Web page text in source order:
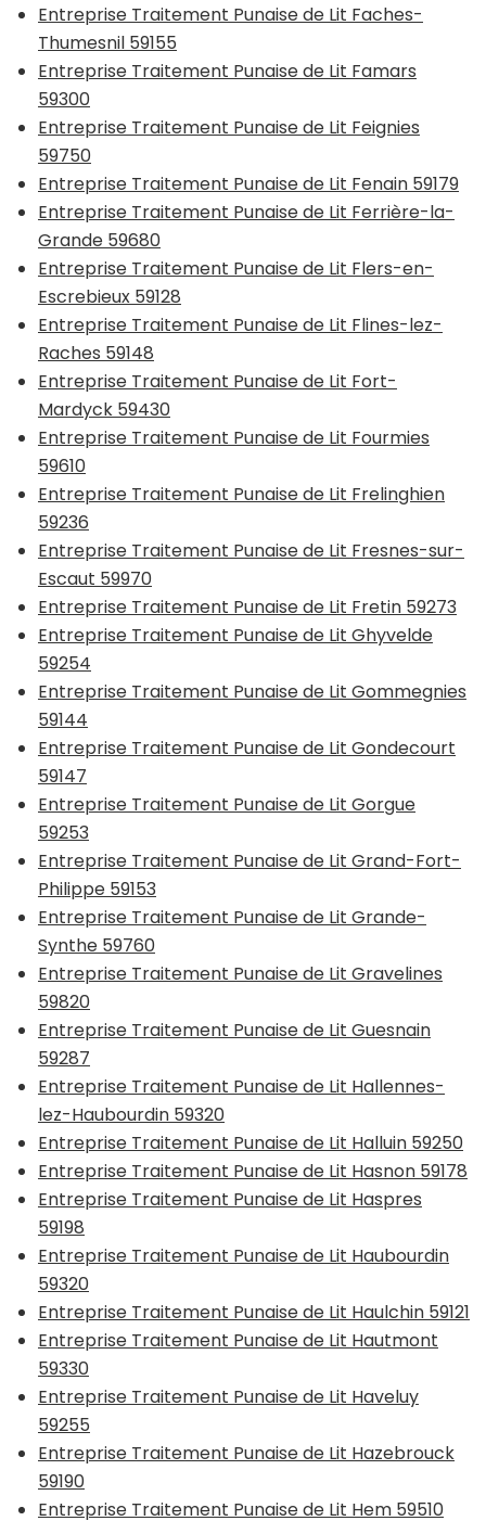
Entreprise Traitement Punaise de Lit Faches-
Thumesnil 59155
Entreprise Traitement Punaise de Lit Famars
59300
Entreprise Traitement Punaise de Lit Feignies
59750
Entreprise Traitement Punaise de Lit Fenain 59179
Entreprise Traitement Punaise de Lit Ferrière-la-
Grande 59680
Entreprise Traitement Punaise de Lit Flers-en-
Escrebieux 59128
Entreprise Traitement Punaise de Lit Flines-lez-
Raches 59148
Entreprise Traitement Punaise de Lit Fort-
Mardyck 59430
Entreprise Traitement Punaise de Lit Fourmies
59610
Entreprise Traitement Punaise de Lit Frelinghien
59236
Entreprise Traitement Punaise de Lit Fresnes-sur-
Escaut 59970
Entreprise Traitement Punaise de Lit Fretin 59273
Entreprise Traitement Punaise de Lit Ghyvelde
59254
Entreprise Traitement Punaise de Lit Gommegnies
59144
Entreprise Traitement Punaise de Lit Gondecourt
59147
Entreprise Traitement Punaise de Lit Gorgue
59253
Entreprise Traitement Punaise de Lit Grand-Fort-
Philippe 59153
Entreprise Traitement Punaise de Lit Grande-
Synthe 59760
Entreprise Traitement Punaise de Lit Gravelines
59820
Entreprise Traitement Punaise de Lit Guesnain
59287
Entreprise Traitement Punaise de Lit Hallennes-
lez-Haubourdin 59320
Entreprise Traitement Punaise de Lit Halluin 59250
Entreprise Traitement Punaise de Lit Hasnon 59178
Entreprise Traitement Punaise de Lit Haspres
59198
Entreprise Traitement Punaise de Lit Haubourdin
59320
Entreprise Traitement Punaise de Lit Haulchin 59121
Entreprise Traitement Punaise de Lit Hautmont
59330
Entreprise Traitement Punaise de Lit Haveluy
59255
Entreprise Traitement Punaise de Lit Hazebrouck
59190
Entreprise Traitement Punaise de Lit Hem 59510